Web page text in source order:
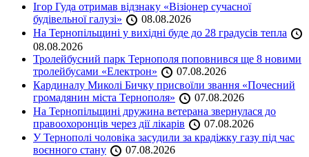
Ігор Гуда отримав відзнаку «Візіонер сучасної
будівельної галузі»
08.08.2026
На Тернопільщині у вихідні буде до 28 градусів тепла
08.08.2026
Тролейбусний парк Тернополя поповнився ще 8 новими
тролейбусами «Електрон»
07.08.2026
Кардиналу Миколі Бичку присвоїли звання «Почесний
громадянин міста Тернополя»
07.08.2026
На Тернопільщині дружина ветерана звернулася до
правоохоронців через дії лікарів
07.08.2026
У Тернополі чоловіка засудили за крадіжку газу під час
воєнного стану
07.08.2026